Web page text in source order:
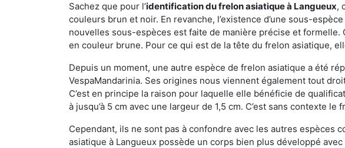
Sachez que pour l’identification du frelon asiatiqueà Langueux,
couleurs brun et noir. En revanche, l’existence d’une sous-
nouvelles sous-espèces est faite de manière précise et
en couleur brune. Pour ce qui est de la tête du frelon asiatique,
Depuis un moment, une autre espèce de frelon asiatique a été
VespaMandarinia. Ses origines nous viennent également tout
C’est en principe la raison pour laquelle elle bénéficie de
à jusqu’à 5 cm avec une largeur de 1,5 cm. C’est sans contexte
Cependant, ils ne sont pas à confondre avec les autres espèces
asiatique à Langueux possède un corps bien plus développé